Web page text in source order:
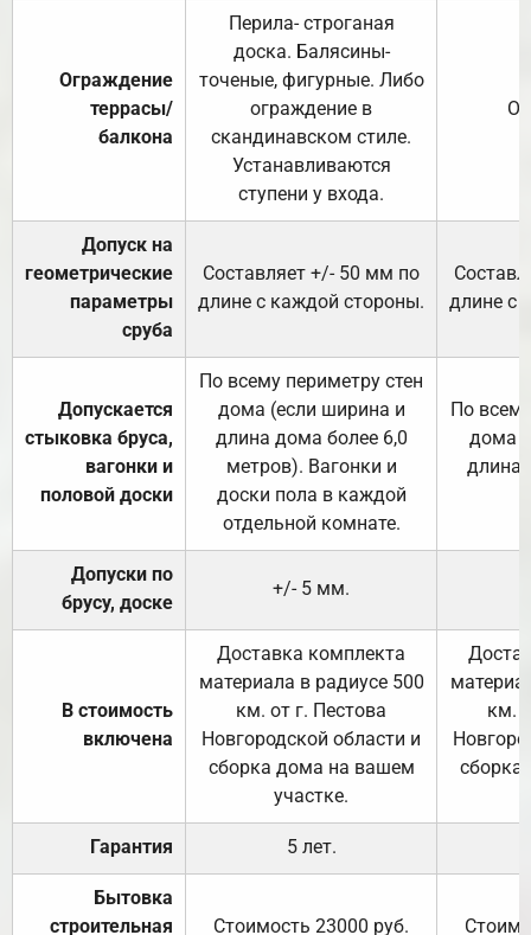
Ограждение
террасы/
балкона
Перила- строганая
доска. Балясины-
точеные, фигурные. Либо
ограждение в
скандинавском стиле.
Устанавливаются
ступени у входа.
Допуск на
геометрические
параметры
сруба
Составляет +/- 50 мм по
длине с каждой стороны.
длине с
Допускается
стыковка бруса,
вагонки и
половой доски
По всему периметру стен
дома (если ширина и
длина дома более 6,0
метров). Вагонки и
доски пола в каждой
отдельной комнате.
По
дома
длина
Допуски по
брусу, доске
+/- 5 мм.
В стоимость
включена
Доставка комплекта
материала в радиусе 500
км. от г. Пестова
Новгородской области и
сборка дома на вашем
участке.
км.
Гарантия 5 лет.
Бытовка
строительная
Стоимость 23000 руб.